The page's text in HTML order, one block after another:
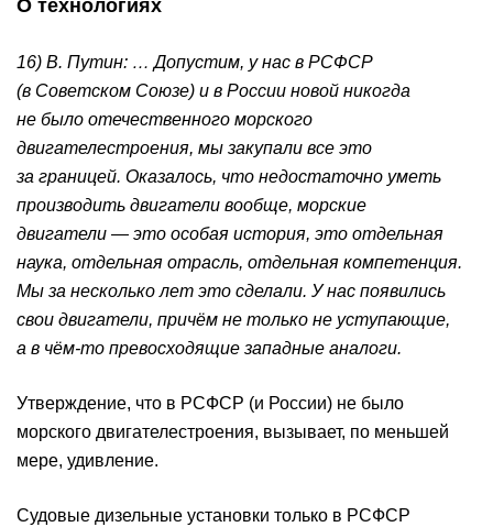
О технологиях
16) В. Путин: … Допустим, у нас в РСФСР
(в Советском Союзе) и в России новой никогда
не было отечественного морского
двигателестроения, мы закупали все это
за границей. Оказалось, что недостаточно уметь
производить двигатели вообще, морские
двигатели — это особая история, это отдельная
наука, отдельная отрасль, отдельная компетенция.
Мы за несколько лет это сделали. У нас появились
свои двигатели, причём не только не уступающие,
а в чём-то превосходящие западные аналоги.
Утверждение, что в РСФСР (и России) не было
морского двигателестроения, вызывает, по меньшей
мере, удивление.
Судовые дизельные установки только в РСФСР